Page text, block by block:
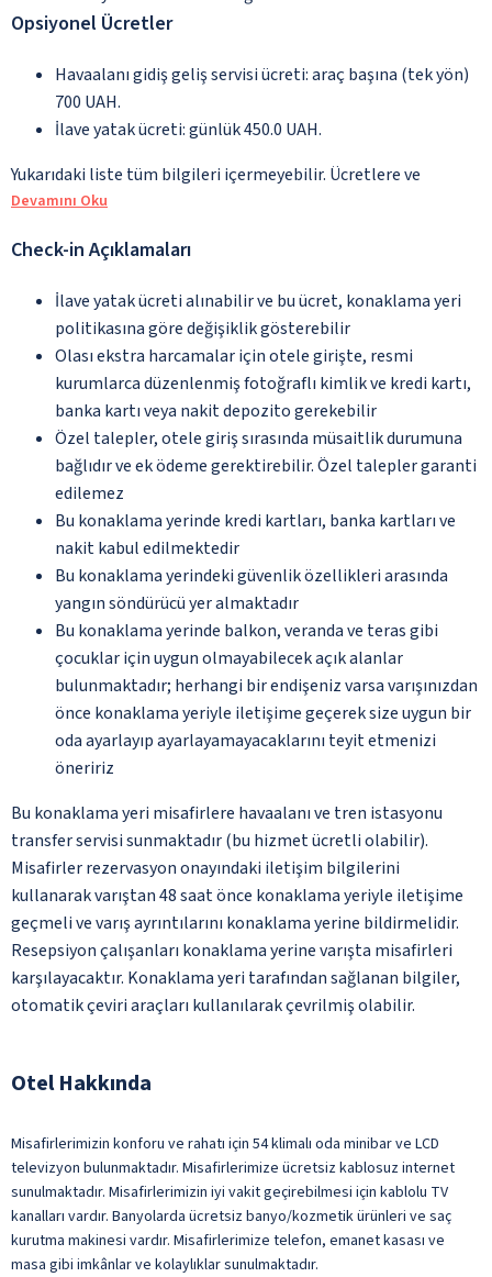
Opsiyonel Ücretler
Havaalanı gidiş geliş servisi ücreti: araç başına (tek yön)
700 UAH.
İlave yatak ücreti: günlük 450.0 UAH.
Yukarıdaki liste tüm bilgileri içermeyebilir. Ücretlere ve
Devamını Oku
Check-in Açıklamaları
İlave yatak ücreti alınabilir ve bu ücret, konaklama yeri
politikasına göre değişiklik gösterebilir
Olası ekstra harcamalar için otele girişte, resmi
kurumlarca düzenlenmiş fotoğraflı kimlik ve kredi kartı,
banka kartı veya nakit depozito gerekebilir
Özel talepler, otele giriş sırasında müsaitlik durumuna
bağlıdır ve ek ödeme gerektirebilir. Özel talepler garanti
edilemez
Bu konaklama yerinde kredi kartları, banka kartları ve
nakit kabul edilmektedir
Bu konaklama yerindeki güvenlik özellikleri arasında
yangın söndürücü yer almaktadır
Bu konaklama yerinde balkon, veranda ve teras gibi
çocuklar için uygun olmayabilecek açık alanlar
bulunmaktadır; herhangi bir endişeniz varsa varışınızdan
önce konaklama yeriyle iletişime geçerek size uygun bir
oda ayarlayıp ayarlayamayacaklarını teyit etmenizi
öneririz
Bu konaklama yeri misafirlere havaalanı ve tren istasyonu
transfer servisi sunmaktadır (bu hizmet ücretli olabilir).
Misafirler rezervasyon onayındaki iletişim bilgilerini
kullanarak varıştan 48 saat önce konaklama yeriyle iletişime
geçmeli ve varış ayrıntılarını konaklama yerine bildirmelidir.
Resepsiyon çalışanları konaklama yerine varışta misafirleri
karşılayacaktır. Konaklama yeri tarafından sağlanan bilgiler,
otomatik çeviri araçları kullanılarak çevrilmiş olabilir.
Otel Hakkında
Misafirlerimizin konforu ve rahatı için 54 klimalı oda minibar ve LCD
televizyon bulunmaktadır. Misafirlerimize ücretsiz kablosuz internet
sunulmaktadır. Misafirlerimizin iyi vakit geçirebilmesi için kablolu TV
kanalları vardır. Banyolarda ücretsiz banyo/kozmetik ürünleri ve saç
kurutma makinesi vardır. Misafirlerimize telefon, emanet kasası ve
masa gibi imkânlar ve kolaylıklar sunulmaktadır.